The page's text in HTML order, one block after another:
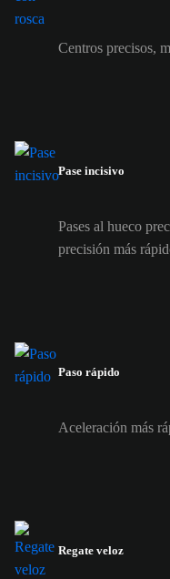
Centros precisos,
Pase incisivo
Pases al hueco
precisión más
Paso rápido
Aceleración más
Regate veloz